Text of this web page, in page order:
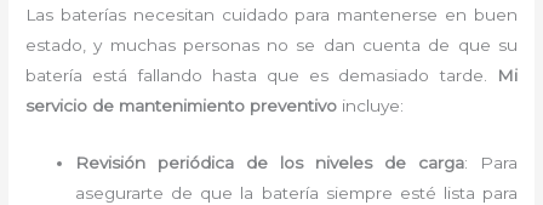
Las baterías necesitan cuidado para mantenerse en buen
estado, y muchas personas no se dan cuenta de que su
batería está fallando hasta que es demasiado tarde.
Mi
servicio de mantenimiento preventivo incluye:
Revisión periódica de los niveles de carga: Para
asegurarte de que la batería siempre esté lista para